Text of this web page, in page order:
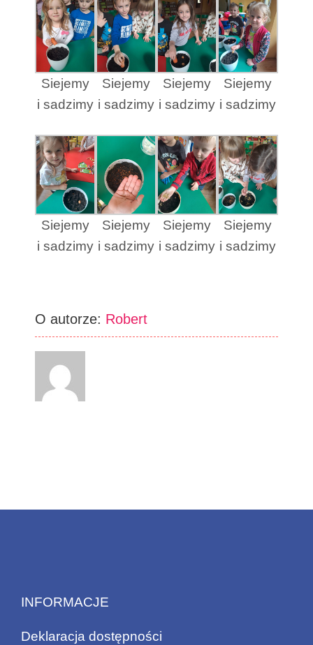
Siejemy
i sadzimy
Siejemy
i sadzimy
Siejemy
i sadzimy
Siejemy
i sadzimy
Siejemy
i sadzimy
Siejemy
i sadzimy
Siejemy
i sadzimy
Siejemy
i sadzimy
O autorze: Robert
INFORMACJE
Deklaracja dostępności